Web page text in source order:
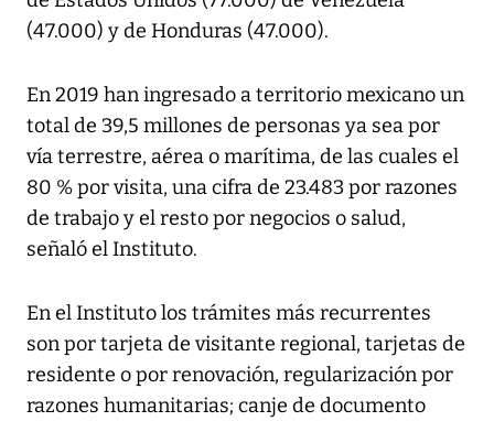
(47.000) y de Honduras (47.000).
En 2019 han ingresado a territorio mexicano un
total de 39,5 millones de personas ya sea por
vía terrestre, aérea o marítima, de las cuales el
80 % por visita, una cifra de 23.483 por razones
de trabajo y el resto por negocios o salud,
señaló el Instituto.
En el Instituto los trámites más recurrentes
son por tarjeta de visitante regional, tarjetas de
residente o por renovación, regularización por
razones humanitarias; canje de documento